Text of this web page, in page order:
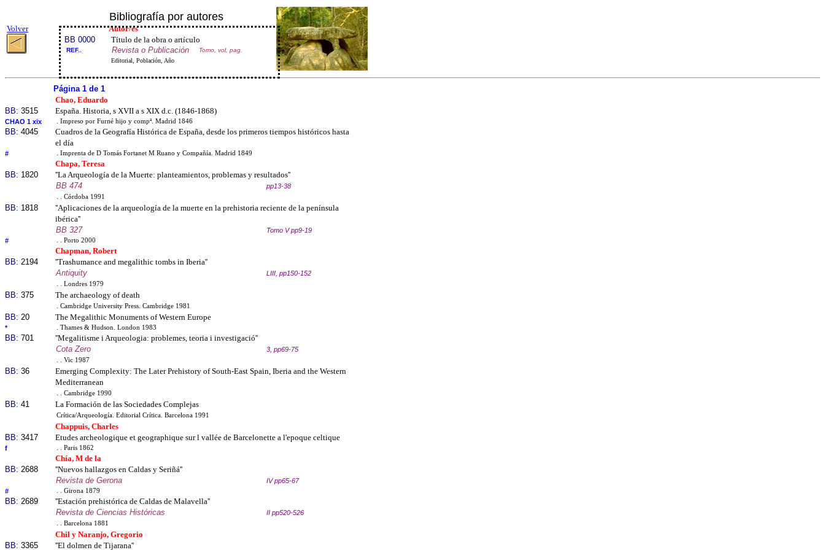
Volver
Bibliografía por autores
Autor/es
BB 0000
Título de la obra o artículo
REF.. Revista o Publicación
Tomo, vol, pag.
Editorial, Población, Año
Página 1 de 1
Chao, Eduardo
BB: 3515 España. Historia, s XVII a s XIX d.c. (1846-1868)
CHAO 1 xix . Impreso por Furné hijo y compª. Madrid 1846
BB: 4045
Cuadros de la Geografía Histórica de España, desde los primeros tiempos históricos hasta
el día
# . Imprenta de D Tomás Fortanet M Ruano y Compañía. Madrid 1849
Chapa, Teresa
BB: 1820
''La Arqueología de la Muerte: planteamientos, problemas y resultados''
BB 474
pp13-38
. . Córdoba 1991
BB: 1818
''Aplicaciones de la arqueología de la muerte en la prehistoria reciente de la península
ibérica''
BB 327
Tomo V pp9-19
#
. . Porto 2000
Chapman, Robert
BB: 2194
''Trashumance and megalithic tombs in Iberia''
Antiquity
LIII, pp150-152
. . Londres 1979
BB: 375 The archaeology of death
. Cambridge University Press. Cambridge 1981
BB: 20 The Megalithic Monuments of Western Europe
* . Thames & Hudson. London 1983
BB: 701
''Megalitisme i Arqueologia: problemes, teoria i investigació''
Cota Zero
3, pp69-75
. . Vic 1987
BB: 36
Emerging Complexity: The Later Prehistory of South-East Spain, Iberia and the Western
Mediterranean
. . Cambridge 1990
BB: 41 La Formación de las Sociedades Complejas
Crítica/Arqueología. Editorial Crítica. Barcelona 1991
Chappuis, Charles
BB: 3417 Etudes archeologique et geographique sur l vallée de Barcelonette a l'epoque celtique
f . . Paris 1862
Chía, M de la
BB: 2688
''Nuevos hallazgos en Caldas y Seriñá''
Revista de Gerona
IV pp65-67
#
. . Girona 1879
BB: 2689
''Estación prehistórica de Caldas de Malavella''
Revista de Ciencias Históricas
II pp520-526
. . Barcelona 1881
Chil y Naranjo, Gregorio
BB: 3365 ''El dolmen de Tijarana''